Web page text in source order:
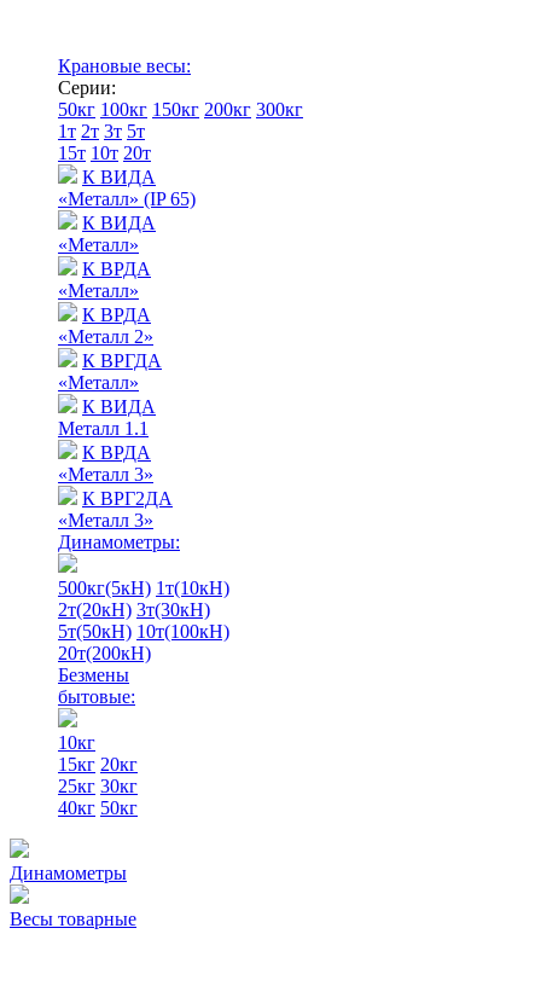
Крановые весы:
Серии:
50кг 100кг 150кг 200кг 300кг
1т 2т 3т 5т
15т 10т 20т
К ВИДА
«Металл» (IP 65)
К ВИДА
«Металл»
К ВРДА
«Металл»
К ВРДА
«Металл 2»
К ВРГДА
«Металл»
К ВИДА
Металл 1.1
К ВРДА
«Металл 3»
К ВРГ2ДА
«Металл 3»
Динамометры:
500кг(5кН) 1т(10кН)
2т(20кН) 3т(30кН)
5т(50кН) 10т(100кН)
20т(200кН)
Безмены
бытовые:
10кг
15кг 20кг
25кг 30кг
40кг 50кг
Динамометры
Весы товарные